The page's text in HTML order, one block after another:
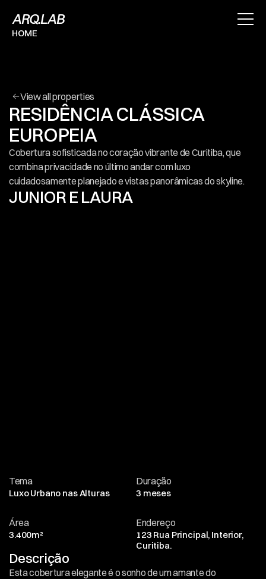
ARQ.LAB
HOME
View all properties
RESIDÊNCIA CLÁSSICA
EUROPEIA
Cobertura sofisticada no coração vibrante de Curitiba, que
combina privacidade no último andar com luxo
cuidadosamente planejado e vistas panorâmicas do skyline.
JUNIOR E LAURA
Tema
Luxo Urbano nas Alturas
Duração
3 meses
Área
3.400m²
Endereço
123 Rua Principal, Interior,
Curitiba.
Descrição
Esta cobertura elegante é o sonho de um amante do